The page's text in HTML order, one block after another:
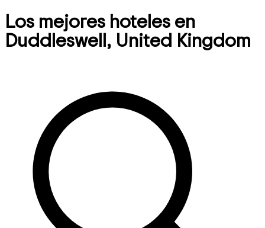
Los mejores hoteles en
Duddleswell, United Kingdom